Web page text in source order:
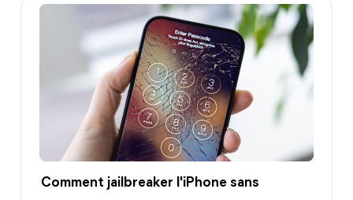
Comment jailbreaker l'iPhone sans